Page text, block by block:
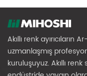
Akıllı renk ayırıcıların
uzmanlaşmış
kuruluşuyuz. Akıllı renk